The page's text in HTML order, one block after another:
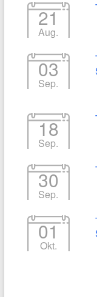
21
Aug.
03
Sep.
18
Sep.
30
Sep.
01
Okt.